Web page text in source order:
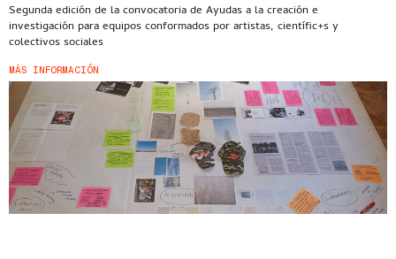
Segunda edición de la convocatoria de Ayudas a la creación e
investigación para equipos conformados por artistas, científic+s y
colectivos sociales
MÁS INFORMACIÓN